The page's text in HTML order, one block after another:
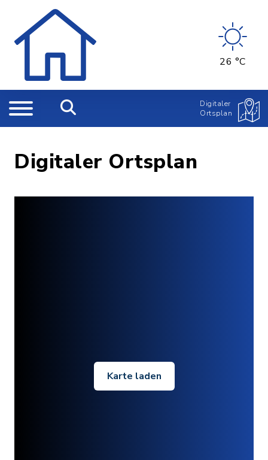
26 °C
Digitaler
Ortsplan
Digitaler Ortsplan
Karte laden